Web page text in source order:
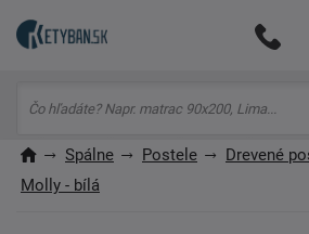
Spálne Postele
Drevené
Molly - bílá